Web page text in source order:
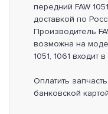
передний FAW
доставкой по
Производитель
возможна на
1051, 1061 входит
Оплатить
банковской